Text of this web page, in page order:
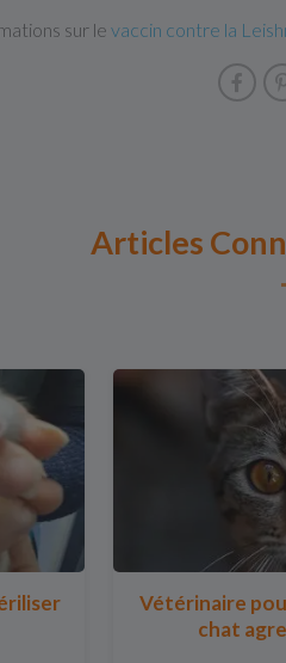
sur le vaccin contre la
Articles
Vétérinaire
chat